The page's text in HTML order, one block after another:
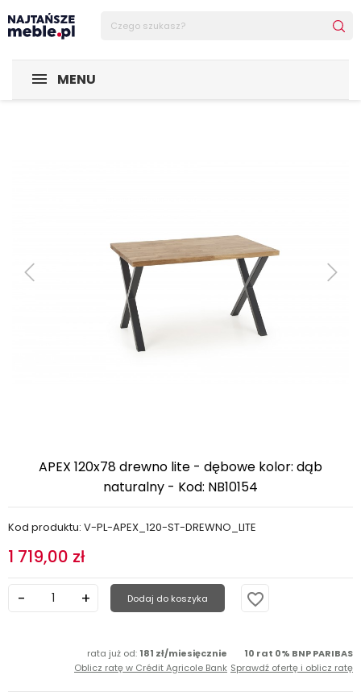
MENU
Sklep Najtańsze-meble
APEX 120x78 drewno lite - dębowe kolor: dąb
naturalny - Kod: NB10154
Kod produktu: V-PL-APEX_120-ST-DREWNO_LITE
1 719,00 zł
Dodaj do koszyka favorite_border
rata już od: 181 zł/miesięcznie
Oblicz ratę w Crédit Agricole Bank
10 rat 0% BNP PARIBAS
Sprawdź ofertę i oblicz ratę